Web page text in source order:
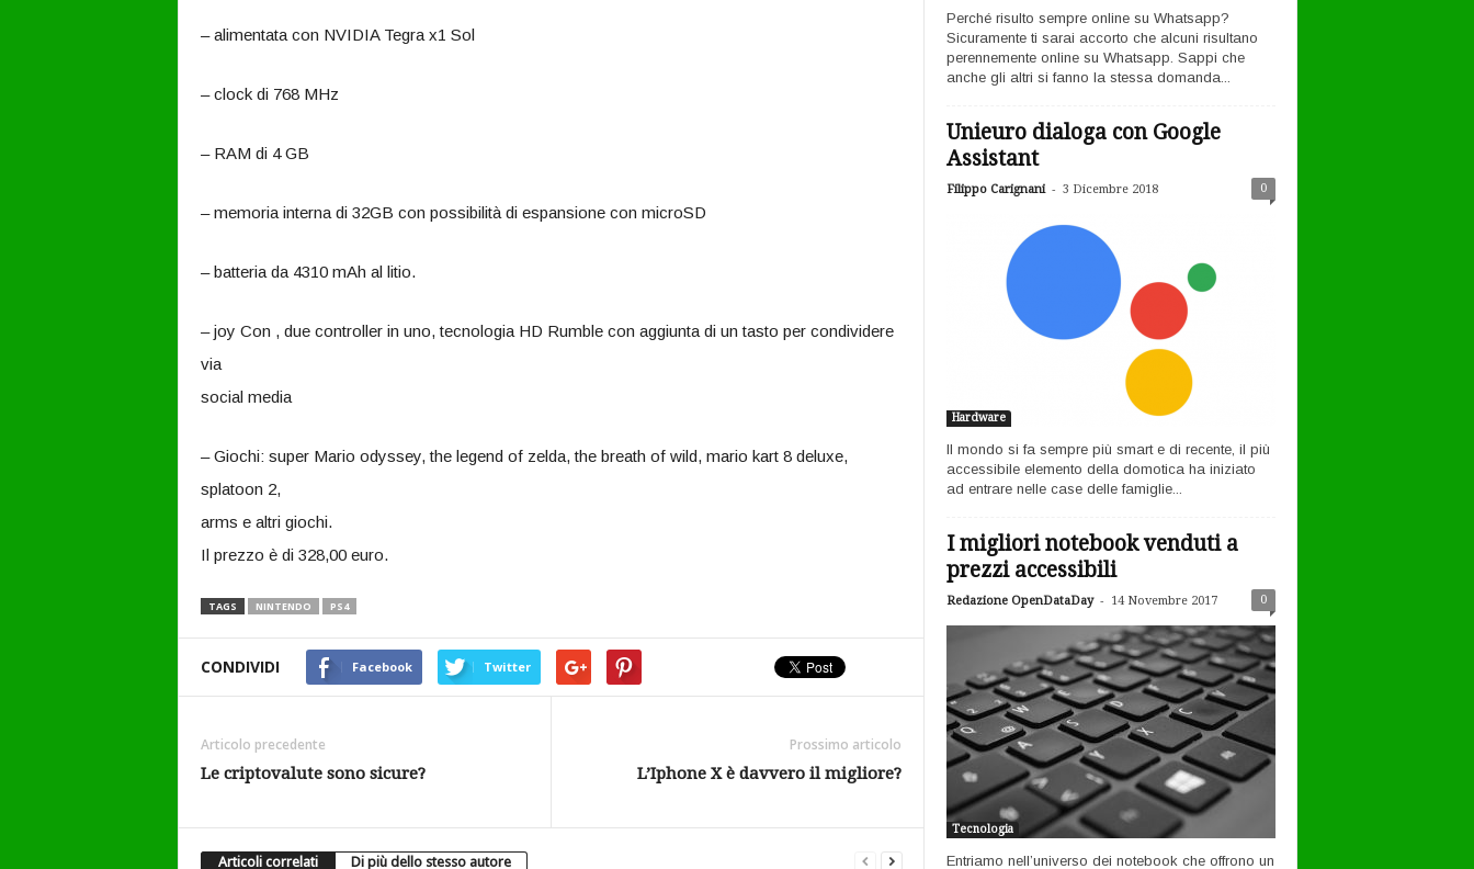
– alimentata con NVIDIA Tegra x1 Sol
– clock di 768 MHz
– RAM di 4 GB
– memoria interna di 32GB con possibilità di espansione con microSD
– batteria da 4310 mAh al litio.
– joy Con , due controller in uno, tecnologia HD Rumble con aggiunta di un tasto per condividere
via
social media
– Giochi: super Mario odyssey, the legend of zelda, the breath of wild, mario kart 8 deluxe,
splatoon 2,
arms e altri giochi.
Il prezzo è di 328,00 euro.
TAGS NINTENDO PS4
CONDIVIDI Facebook Twitter
Articolo precedente
Le criptovalute sono sicure?
Prossimo articolo
L’Iphone X è davvero il migliore?
Articoli correlati Di più dello stesso autore
Perché risulto sempre online su Whatsapp?
Sicuramente ti sarai accorto che alcuni risultano
perennemente online su Whatsapp. Sappi che
anche gli altri si fanno la stessa domanda...
Unieuro dialoga con Google
Assistant
Filippo Carignani - 3 Dicembre 2018 0
Hardware
Il mondo si fa sempre più smart e di recente, il più
accessibile elemento della domotica ha iniziato
ad entrare nelle case delle famiglie...
I migliori notebook venduti a
prezzi accessibili
Redazione OpenDataDay - 14 Novembre 2017 0
Tecnologia
Entriamo nell’universo dei notebook che offrono un